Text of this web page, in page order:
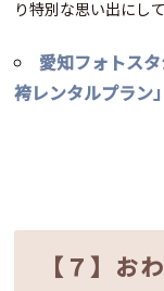
り特別な思い出にし
愛知フォトス
袴レンタルプラン
【７】お